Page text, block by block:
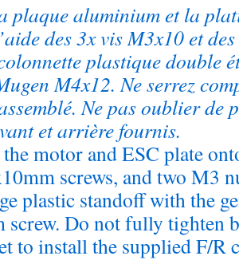
plaque aluminium et la
des 3x vis M3x10 et
plastique double
M4x12. Ne serrez
Ne pas oublier de
et arrière fournis.
motor and ESC plate
screws, and two M3
plastic standoff with the
Do not fully tighten
to install the supplied F/R